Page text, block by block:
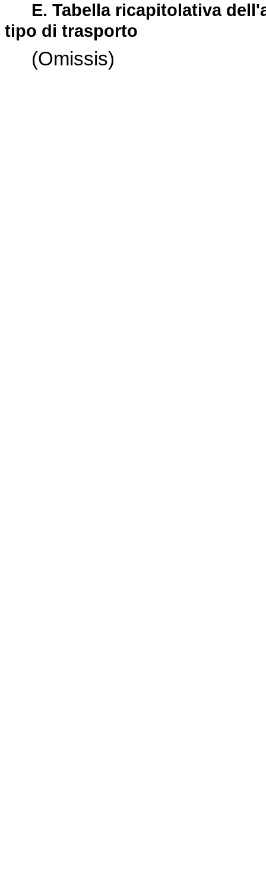
E. Tabella ricapitolativa
tipo di trasporto
(Omissis)